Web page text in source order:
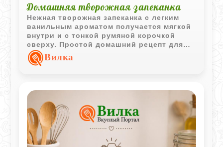
Домашняя творожная запеканка
Нежная творожная запеканка с легким
ванильным ароматом получается мягкой
внутри и с тонкой румяной корочкой
сверху. Простой домашний рецепт для
завтрака или уютного чаепития.
Вилка